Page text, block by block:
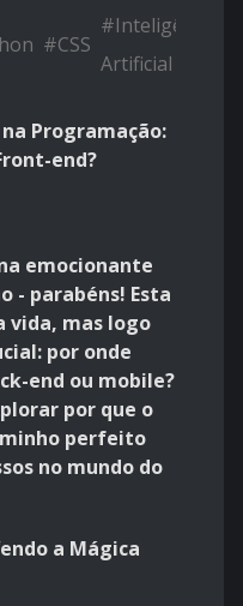
#CSS
#Inteligência
Artificial (IA)
Programação:
end?
emocionante
- parabéns! Esta
vida, mas logo
por onde
end ou mobile?
por que o
perfeito
no mundo do
a Mágica